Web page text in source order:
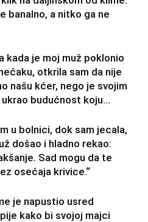
banalno, a nitko ga ne
kada je moj muž poklonio
otkrila sam da nije
našu kćer, nego je svojim
budućnost koju...
u bolnici, dok sam jecala,
došao i hladno rekao:
Sad mogu da te
osećaja krivice.“
je napustio usred
kako bi svojoj majci